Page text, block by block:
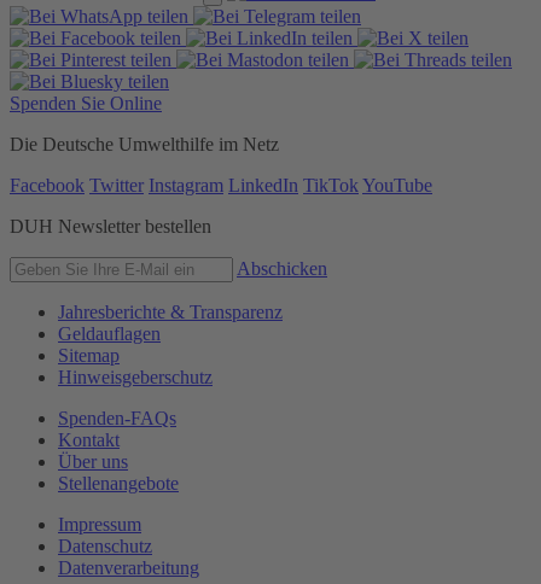
Spenden Sie Online
Die Deutsche Umwelthilfe im Netz
Facebook Twitter Instagram LinkedIn TikTok YouTube
DUH Newsletter bestellen
Abschicken
Jahresberichte & Transparenz
Geldauflagen
Sitemap
Hinweisgeberschutz
Spenden-FAQs
Kontakt
Über uns
Stellenangebote
Impressum
Datenschutz
Datenverarbeitung